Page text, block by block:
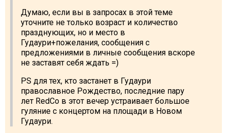
Думаю, если вы в запросах в этой теме
уточните не только возраст и количество
празднующих, но и место в
Гудаури+пожелания, сообщения с
предложениями в личные сообщения вскоре
не заставят себя ждать =)
PS для тех, кто застанет в Гудаури
православное Рождество, последние пару
лет RedCo в этот вечер устраивает большое
гуляние с концертом на площади в Новом
Гудаури.